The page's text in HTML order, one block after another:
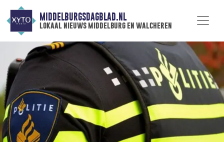
MIDDELBURGSDAGBLAD.NL
lokaal nieuws middelburg en walcheren